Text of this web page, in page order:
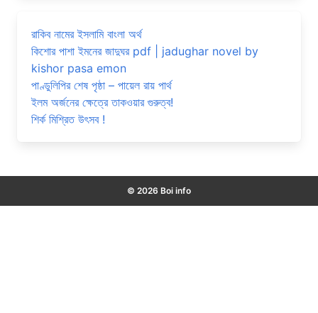
রাকিব নামের ইসলামি বাংলা অর্থ
কিশোর পাশা ইমনের জাদুঘর pdf | jadughar novel by
kishor pasa emon
পাণ্ডুলিপির শেষ পৃষ্ঠা – পায়েল রায় পার্থ
ইলম অর্জনের ক্ষেত্রে তাকওয়ার গুরুত্ব!
শির্ক মিশ্রিত উৎসব !
© 2026 Boi info